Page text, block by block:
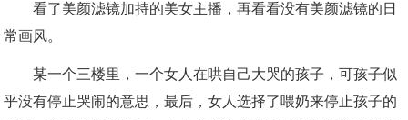
看了美颜滤镜加持的美女主播，再看看没有美颜滤镜的日
常画风。
某一个三楼里，一个女人在哄自己大哭的孩子，可孩子似
乎没有停止哭闹的意思，最后，女人选择了喂奶来停止孩子的